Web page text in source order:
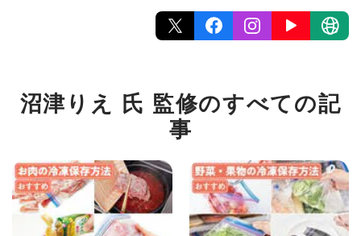
沼津りえ 氏 監修のすべての記
事